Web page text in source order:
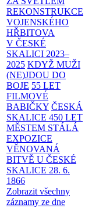
REKONSTRUKCE
VOJENSKÉHO
HŘBITOVA
V ČESKÉ
SKALICI 2023–
2025 KDYŽ MUŽI
(NE)JDOU DO
BOJE 55 LET
FILMOVÉ
BABIČKY ČESKÁ
SKALICE 450 LET
MĚSTEM STÁLÁ
EXPOZICE
VĚNOVANÁ
BITVĚ U ČESKÉ
SKALICE 28. 6.
1866
Zobrazit všechny
záznamy ze dne